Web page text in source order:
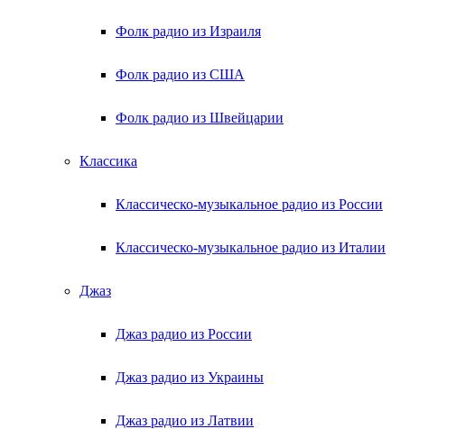
Фолк радио из Израиля
Фолк радио из США
Фолк радио из Швейцарии
Классика
Классическо-музыкальное радио из России
Классическо-музыкальное радио из Италии
Джаз
Джаз радио из России
Джаз радио из Украины
Джаз радио из Латвии